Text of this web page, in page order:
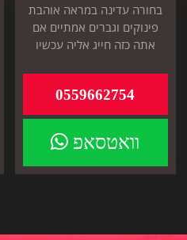
בחורה עדינה במראה אוהבת
פינוקים וגברים אמתיים אם
אתה כזה חייג אליה עכשיו
0559662754
וואטסאפ